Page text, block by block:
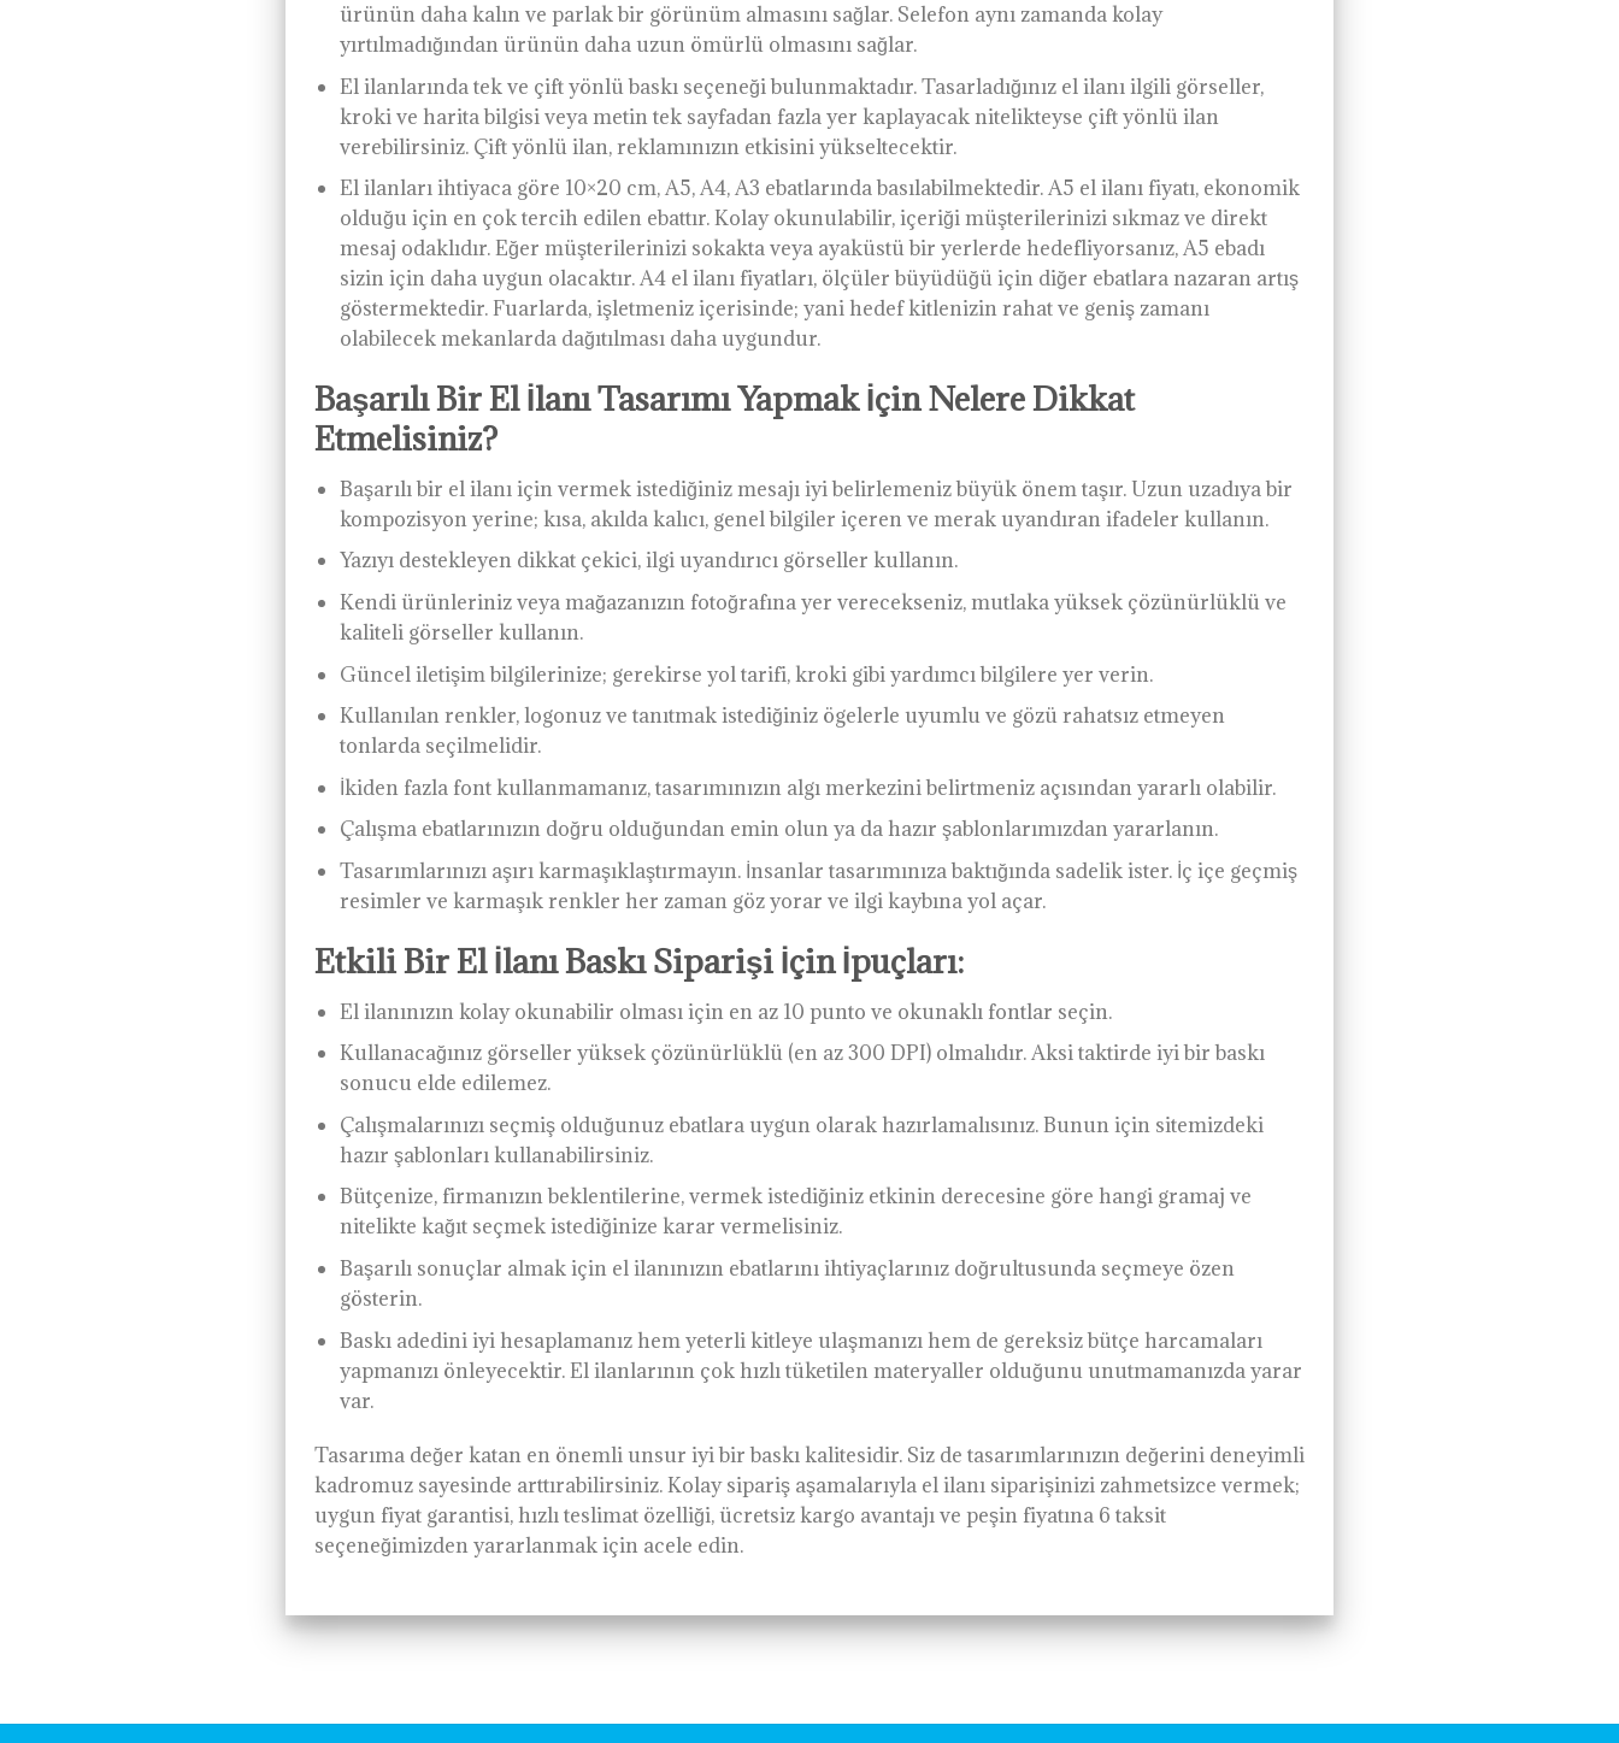
ürünün daha kalın ve parlak bir görünüm almasını sağlar. Selefon aynı zamanda kolay
yırtılmadığından ürünün daha uzun ömürlü olmasını sağlar.
El ilanlarında tek ve çift yönlü baskı seçeneği bulunmaktadır. Tasarladığınız el ilanı ilgili görseller,
kroki ve harita bilgisi veya metin tek sayfadan fazla yer kaplayacak nitelikteyse çift yönlü ilan
verebilirsiniz. Çift yönlü ilan, reklamınızın etkisini yükseltecektir.
El ilanları ihtiyaca göre 10×20 cm, A5, A4, A3 ebatlarında basılabilmektedir. A5 el ilanı fiyatı, ekonomik
olduğu için en çok tercih edilen ebattır. Kolay okunulabilir, içeriği müşterilerinizi sıkmaz ve direkt
mesaj odaklıdır. Eğer müşterilerinizi sokakta veya ayaküstü bir yerlerde hedefliyorsanız, A5 ebadı
sizin için daha uygun olacaktır. A4 el ilanı fiyatları, ölçüler büyüdüğü için diğer ebatlara nazaran artış
göstermektedir. Fuarlarda, işletmeniz içerisinde; yani hedef kitlenizin rahat ve geniş zamanı
olabilecek mekanlarda dağıtılması daha uygundur.
Başarılı Bir El İlanı Tasarımı Yapmak İçin Nelere Dikkat
Etmelisiniz?
Başarılı bir el ilanı için vermek istediğiniz mesajı iyi belirlemeniz büyük önem taşır. Uzun uzadıya bir
kompozisyon yerine; kısa, akılda kalıcı, genel bilgiler içeren ve merak uyandıran ifadeler kullanın.
Yazıyı destekleyen dikkat çekici, ilgi uyandırıcı görseller kullanın.
Kendi ürünleriniz veya mağazanızın fotoğrafına yer verecekseniz, mutlaka yüksek çözünürlüklü ve
kaliteli görseller kullanın.
Güncel iletişim bilgilerinize; gerekirse yol tarifi, kroki gibi yardımcı bilgilere yer verin.
Kullanılan renkler, logonuz ve tanıtmak istediğiniz ögelerle uyumlu ve gözü rahatsız etmeyen
tonlarda seçilmelidir.
İkiden fazla font kullanmamanız, tasarımınızın algı merkezini belirtmeniz açısından yararlı olabilir.
Çalışma ebatlarınızın doğru olduğundan emin olun ya da hazır şablonlarımızdan yararlanın.
Tasarımlarınızı aşırı karmaşıklaştırmayın. İnsanlar tasarımınıza baktığında sadelik ister. İç içe geçmiş
resimler ve karmaşık renkler her zaman göz yorar ve ilgi kaybına yol açar.
Etkili Bir El İlanı Baskı Siparişi İçin İpuçları:
El ilanınızın kolay okunabilir olması için en az 10 punto ve okunaklı fontlar seçin.
Kullanacağınız görseller yüksek çözünürlüklü (en az 300 DPI) olmalıdır. Aksi taktirde iyi bir baskı
sonucu elde edilemez.
Çalışmalarınızı seçmiş olduğunuz ebatlara uygun olarak hazırlamalısınız. Bunun için sitemizdeki
hazır şablonları kullanabilirsiniz.
Bütçenize, firmanızın beklentilerine, vermek istediğiniz etkinin derecesine göre hangi gramaj ve
nitelikte kağıt seçmek istediğinize karar vermelisiniz.
Başarılı sonuçlar almak için el ilanınızın ebatlarını ihtiyaçlarınız doğrultusunda seçmeye özen
gösterin.
Baskı adedini iyi hesaplamanız hem yeterli kitleye ulaşmanızı hem de gereksiz bütçe harcamaları
yapmanızı önleyecektir. El ilanlarının çok hızlı tüketilen materyaller olduğunu unutmamanızda yarar
var.
Tasarıma değer katan en önemli unsur iyi bir baskı kalitesidir. Siz de tasarımlarınızın değerini deneyimli
kadromuz sayesinde arttırabilirsiniz. Kolay sipariş aşamalarıyla el ilanı siparişinizi zahmetsizce vermek;
uygun fiyat garantisi, hızlı teslimat özelliği, ücretsiz kargo avantajı ve peşin fiyatına 6 taksit
seçeneğimizden yararlanmak için acele edin.